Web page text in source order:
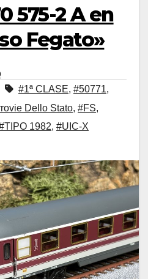
575-2 A en
Fegato»
#1ª CLASE, #50771,
Dello Stato, #FS,
1982, #UIC-X